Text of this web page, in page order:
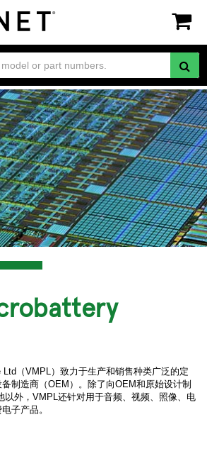
（VMPL）致力于生产和销售种类广泛的定
制造商（OEM）。除了向OEM和原始设计制
以外，VMPL还针对用于音频、视频、照像、电
子产品。